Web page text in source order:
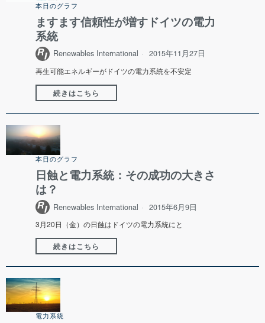
本日のグラフ
ますます信頼性が増すドイツの電力
系統
Renewables International 2015年11月27日
再生可能エネルギーがドイツの電力系統を不安定
続きはこちら
本日のグラフ
日蝕と電力系統：その成功の大きさ
は？
Renewables International 2015年6月9日
3月20日（金）の日蝕はドイツの電力系統にと
続きはこちら
電力系統